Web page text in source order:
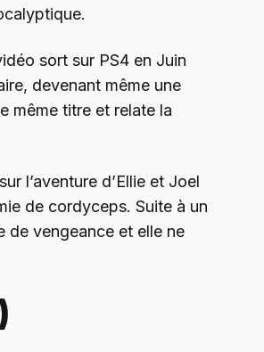
sort sur PS4 en Juin
devenant même une
même titre et relate la
l’aventure d’Ellie et Joel
de cordyceps. Suite à un
de vengeance et elle ne